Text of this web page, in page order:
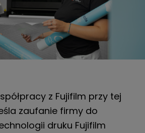
z Fujifilm przy tej
zaufanie firmy do
druku Fujifilm